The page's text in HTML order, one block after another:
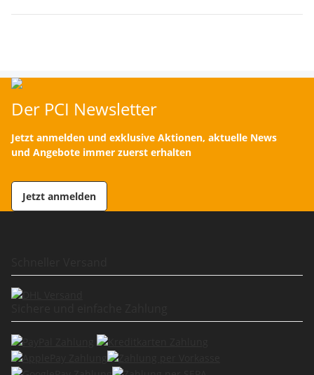
Der PCI Newsletter
Jetzt anmelden und exklusive Aktionen, aktuelle News
und Angebote immer zuerst erhalten
Jetzt anmelden